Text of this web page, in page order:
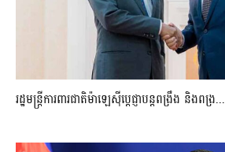
រដ្ឋមន្ត្រីការពារជាតិម៉ាឡេស៊ីប្ដេជ្ញាបន្តពង្រឹង និងពង្រ...